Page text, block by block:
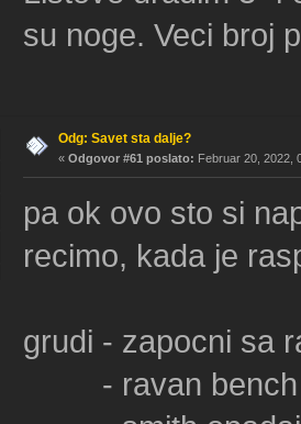
su noge. Veci broj
Odg: Savet sta dalje?
« Odgovor #61 poslato: Februar 20, 2022,
pa ok ovo sto si
recimo, kada je
grudi - zapocni sa
- ravan bench